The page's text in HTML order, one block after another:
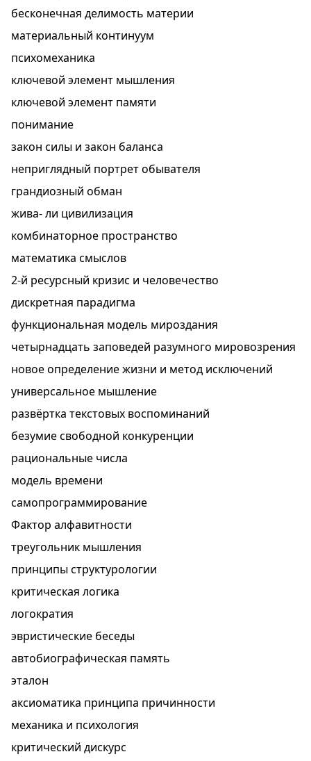
бесконечная делимость материи
материальный континуум
психомеханика
ключевой элемент мышления
ключевой элемент памяти
понимание
закон силы и закон баланса
неприглядный портрет обывателя
грандиозный обман
жива- ли цивилизация
комбинаторное пространство
математика смыслов
2-й ресурсный кризис и человечество
дискретная парадигма
функциональная модель мироздания
четырнадцать заповедей разумного мировозрения
новое определение жизни и метод исключений
универсальное мышление
развёртка текстовых воспоминаний
безумие свободной конкуренции
рациональные числа
модель времени
самопрограммирование
Фактор алфавитности
треугольник мышления
принципы структурологии
критическая логика
логократия
эвристические беседы
автобиографическая память
эталон
аксиоматика принципа причинности
механика и психология
критический дискурс